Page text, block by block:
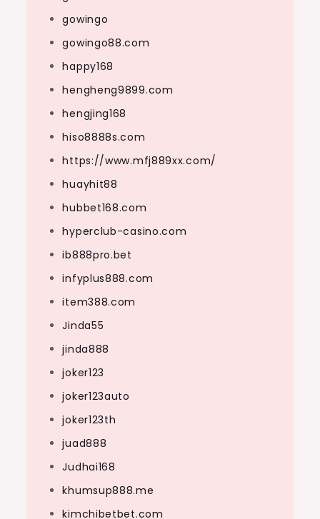
gowingo
gowingo88.com
happy168
hengheng9899.com
hengjing168
hiso8888s.com
https://www.mfj889xx.com/
huayhit88
hubbet168.com
hyperclub-casino.com
ib888pro.bet
infyplus888.com
item388.com
Jinda55
jinda888
joker123
joker123auto
joker123th
juad888
Judhai168
khumsup888.me
kimchibetbet.com